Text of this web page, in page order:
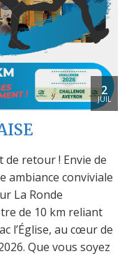
2
JUIL
de retour ! Envie de
ambiance conviviale
La Ronde
de 10 km reliant
l’Église, au cœur de
Que vous soyez